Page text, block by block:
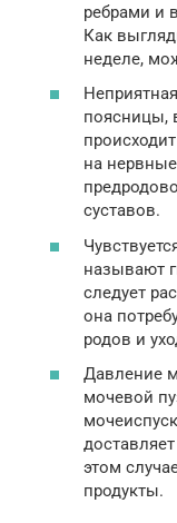
ребрами и
Как
неделе,
поясницы,
на
суставов.
называют
следует
она
родов и
Давление
мочевой
этом
продукты.